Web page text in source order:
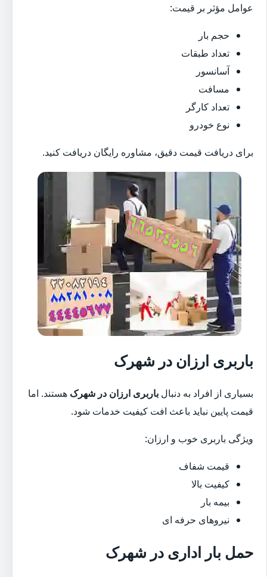
عوامل مؤثر بر قیمت:
حجم بار
تعداد طبقات
آسانسور
مسافت
تعداد کارگر
نوع خودرو
برای دریافت قیمت دقیق، مشاوره رایگان دریافت کنید.
باربری ارزان در شهرک
بسیاری از افراد به دنبال باربری ارزان در شهرک هستند. اما
قیمت پایین نباید باعث افت کیفیت خدمات شود.
ویژگی باربری خوب و ارزان:
قیمت شفاف
کیفیت بالا
بیمه بار
نیروهای حرفه ای
حمل بار اداری در شهرک